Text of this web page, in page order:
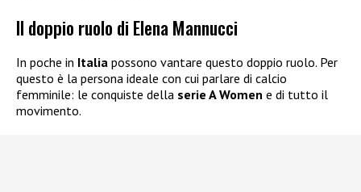
Il doppio ruolo di Elena Mannucci
In poche in Italia possono vantare questo doppio ruolo. Per
questo è la persona ideale con cui parlare di calcio
femminile: le conquiste della serie A Women e di tutto il
movimento.